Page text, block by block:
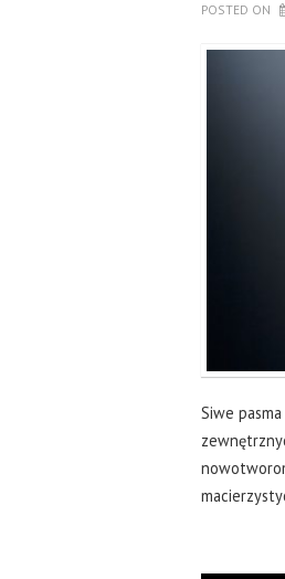
POSTED ON
Siwe